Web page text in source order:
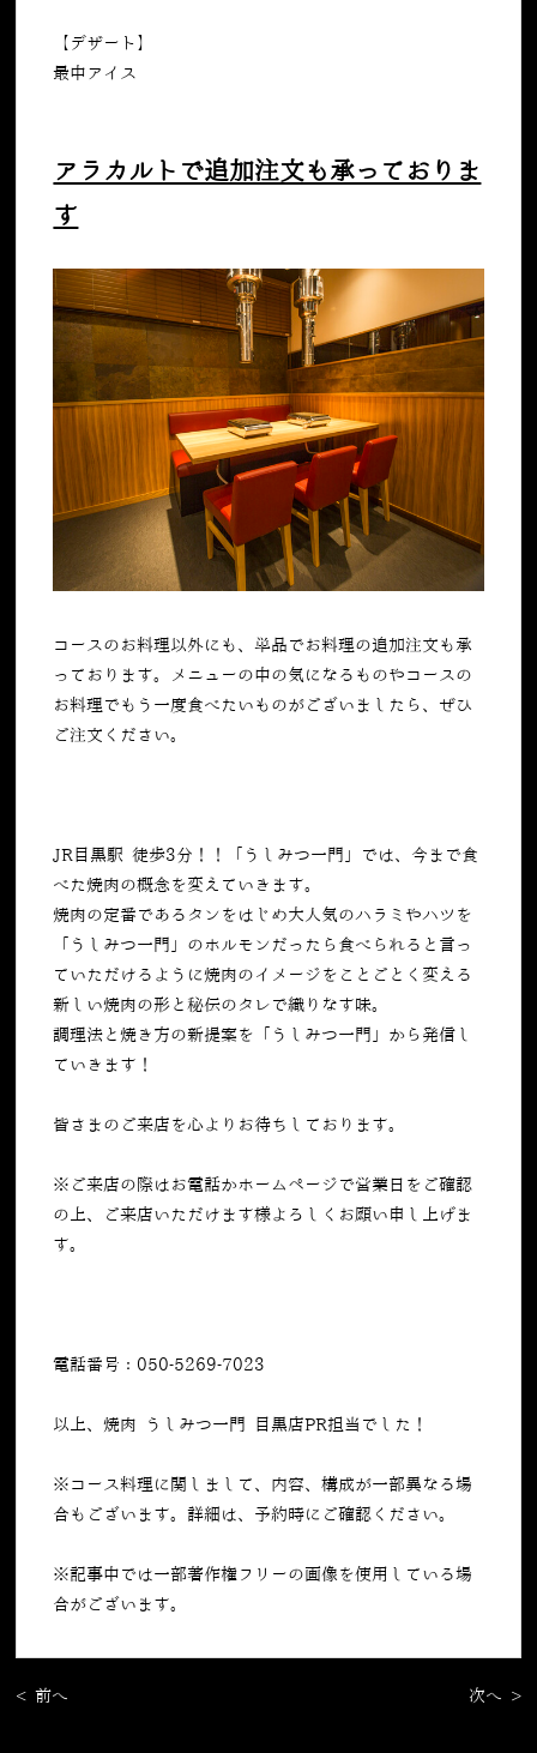
【デザート】
最中アイス
アラカルトで追加注文も承っておりま
す
コースのお料理以外にも、単品でお料理の追加注文も承
っております。メニューの中の気になるものやコースの
お料理でもう一度食べたいものがございましたら、ぜひ
ご注文ください。
JR目黒駅 徒歩3分！！「うしみつ一門」では、今まで食
べた焼肉の概念を変えていきます。
焼肉の定番であるタンをはじめ大人気のハラミやハツを
「うしみつ一門」のホルモンだったら食べられると言っ
ていただけるように焼肉のイメージをことごとく変える
新しい焼肉の形と秘伝のタレで織りなす味。
調理法と焼き方の新提案を「うしみつ一門」から発信し
ていきます！
皆さまのご来店を心よりお待ちしております。
※ご来店の際はお電話かホームページで営業日をご確認
の上、ご来店いただけます様よろしくお願い申し上げま
す。
電話番号：050-5269-7023
以上、焼肉 うしみつ一門 目黒店PR担当でした！
※コース料理に関しまして、内容、構成が一部異なる場
合もございます。詳細は、予約時にご確認ください。
※記事中では一部著作権フリーの画像を使用している場
合がございます。
< 前へ 次へ >